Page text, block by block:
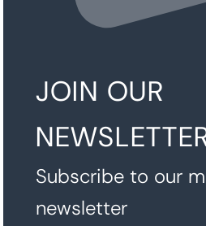
JOIN OUR
Subscribe to our
newsletter